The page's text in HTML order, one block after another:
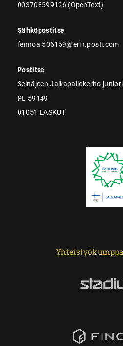
003708599126 (OpenText)
Sähköpostitse
fennoa.506159@erin.posti.com
Postitse
Seinäjoen Jalkapallokerho-
PL 59149
01051 LASKUT